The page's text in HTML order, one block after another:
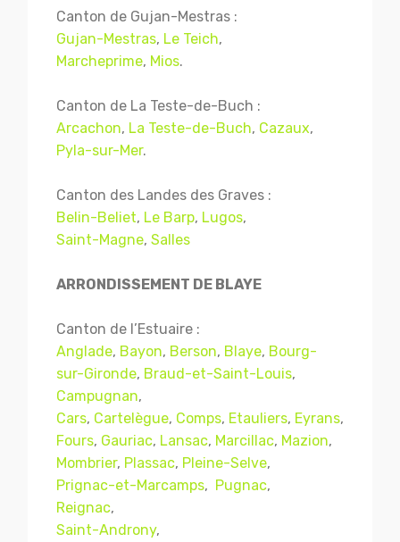
Canton de Gujan-Mestras :
Gujan-Mestras, Le Teich,
Marcheprime, Mios.
Canton de La Teste-de-Buch :
Arcachon, La Teste-de-Buch, Cazaux,
Pyla-sur-Mer.
Canton des Landes des Graves :
Belin-Beliet, Le Barp, Lugos,
Saint-Magne, Salles
ARRONDISSEMENT DE BLAYE
Canton de l’Estuaire :
Anglade, Bayon, Berson, Blaye, Bourg-
sur-Gironde, Braud-et-Saint-Louis,
Campugnan,
Cars, Cartelègue, Comps, Etauliers, Eyrans,
Fours, Gauriac, Lansac, Marcillac, Mazion,
Mombrier, Plassac, Pleine-Selve,
Prignac-et-Marcamps, Pugnac,
Reignac,
Saint-Androny,